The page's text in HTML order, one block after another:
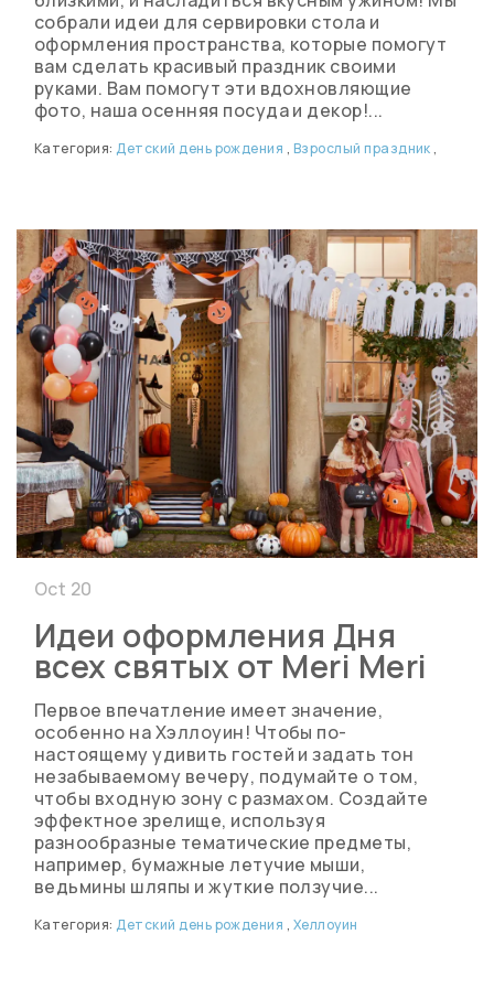
собрали идеи для сервировки стола и
оформления пространства, которые помогут
вам сделать красивый праздник своими
руками. Вам помогут эти вдохновляющие
фото, наша осенняя посуда и декор!...
Категория:Детский день рождения , Взрослый праздник,
Идеи оформления Дня
всех святых от Meri Meri
Первое впечатление имеет значение,
особенно на Хэллоуин! Чтобы по-
настоящему удивить гостей и задать тон
незабываемому вечеру, подумайте о том,
чтобы входную зону с размахом. Создайте
эффектное зрелище, используя
разнообразные тематические предметы,
например, бумажные летучие мыши,
ведьмины шляпы и жуткие ползучие...
Oct 20
Категория:Детский день рождения , Хеллоуин